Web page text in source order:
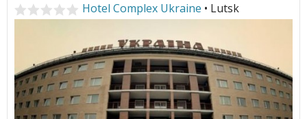
Hotel Complex Ukraine • Lutsk